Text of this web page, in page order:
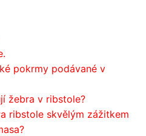
pokrmy podávané v
žebra v ribstole?
ribstole skvělým zážitkem